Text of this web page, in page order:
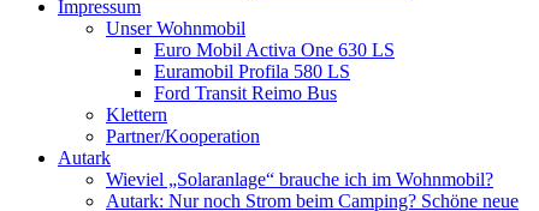
Impressum
Unser Wohnmobil
Euro Mobil Activa One 630 LS
Euramobil Profila 580 LS
Ford Transit Reimo Bus
Klettern
Partner/Kooperation
Autark
Wieviel „Solaranlage“ brauche ich im Wohnmobil?
Autark: Nur noch Strom beim Camping? Schöne neue